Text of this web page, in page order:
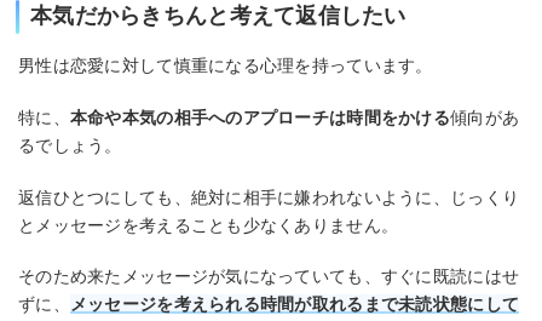
本気だからきちんと考えて返信したい
男性は恋愛に対して慎重になる心理を持っています。
特に、 本命や本気の相手へのアプローチは時間をかける傾向があ
るでしょう。
返信ひとつにしても、絶対に相手に嫌われないように、じっくり
とメッセージを考えることも少なくありません。
そのため来たメッセージが気になっていても、すぐに既読にはせ
ずに、
メッセージを考えられる時間が取れるまで未読状態にして